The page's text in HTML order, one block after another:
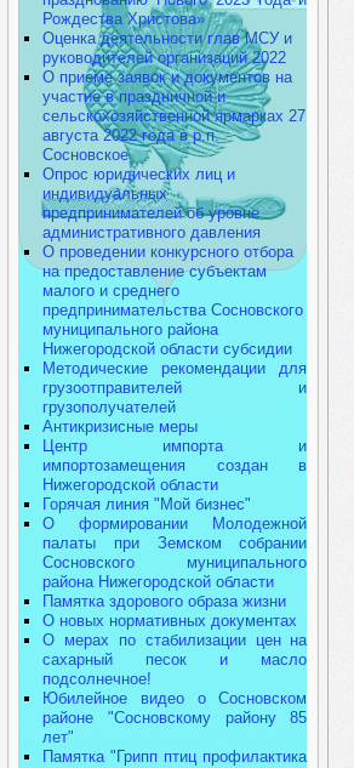
Рождества Христова»
Оценка деятельности глав МСУ и
руководителей организаций 2022
О приеме заявок и документов на
участие в праздничной и
сельскохозяйственной ярмарках 27
августа 2022 года в р.п.
Сосновское
Опрос юридических лиц и
индивидуальных
предпринимателей об уровне
административного давления
О проведении конкурсного отбора
на предоставление субъектам
малого и среднего
предпринимательства Сосновского
муниципального района
Нижегородской области субсидии
Методические рекомендации для
грузоотправителей и
грузополучателей
Антикризисные меры
Центр импорта и
импортозамещения создан в
Нижегородской области
Горячая линия "Мой бизнес"
О формировании Молодежной
палаты при Земском собрании
Сосновского муниципального
района Нижегородской области
Памятка здорового образа жизни
О новых нормативных документах
О мерах по стабилизации цен на
сахарный песок и масло
подсолнечное!
Юбилейное видео о Сосновском
районе "Сосновскому району 85
лет"
Памятка "Грипп птиц профилактика